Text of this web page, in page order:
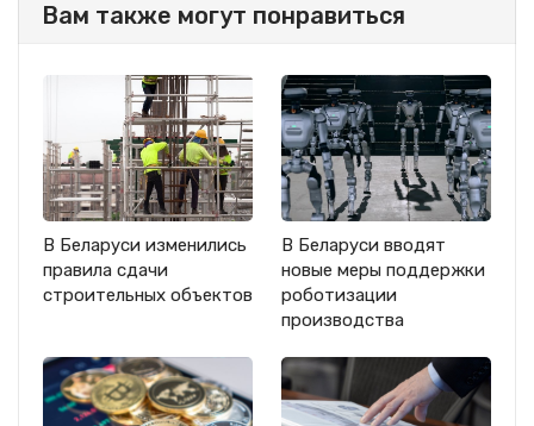
Вам также могут понравиться
В Беларуси изменились
правила сдачи
строительных объектов
В Беларуси вводят
новые меры поддержки
роботизации
производства